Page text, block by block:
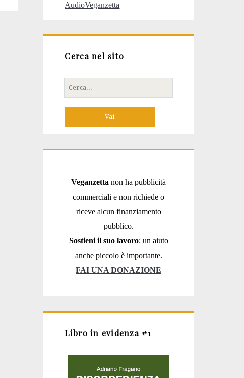
AudioVeganzetta
Cerca nel sito
Cerca
per:
Veganzetta non ha pubblicità
commerciali e non richiede o
riceve alcun finanziamento
pubblico.
Sostieni il suo lavoro: un aiuto
anche piccolo è importante.
FAI UNA DONAZIONE
Libro in evidenza #1